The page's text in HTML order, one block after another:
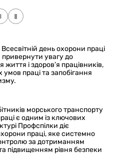
Всесвітній день охорони праці
увагу до
і здоров’я працівників,
праці та запобігання
морського транспорту
є одним із ключових
Профспілки діє
праці, яке системно
за дотриманням
підвищенням рівня безпеки